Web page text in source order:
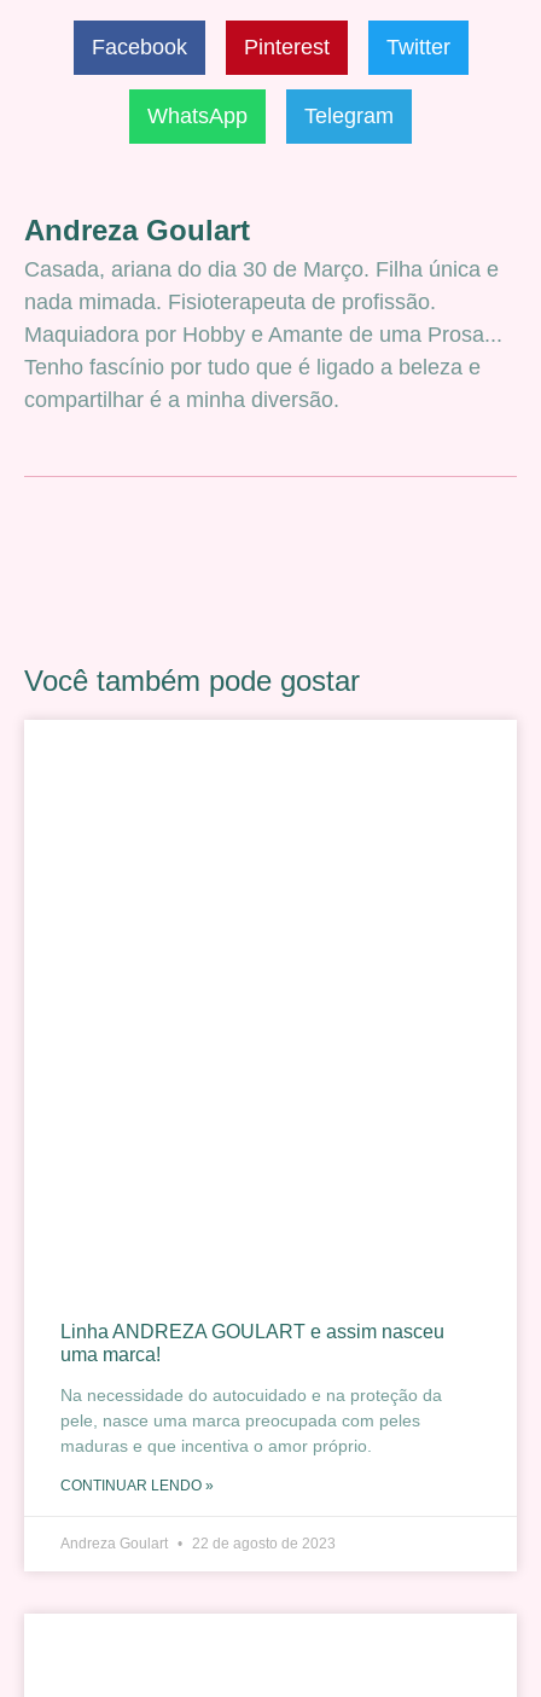
Facebook Pinterest Twitter
WhatsApp Telegram
Andreza Goulart
Casada, ariana do dia 30 de Março. Filha única e
nada mimada. Fisioterapeuta de profissão.
Maquiadora por Hobby e Amante de uma Prosa...
Tenho fascínio por tudo que é ligado a beleza e
compartilhar é a minha diversão.
Você também pode gostar
Linha ANDREZA GOULART e assim nasceu
uma marca!
Na necessidade do autocuidado e na proteção da
pele, nasce uma marca preocupada com peles
maduras e que incentiva o amor próprio.
CONTINUAR LENDO »
Andreza Goulart 22 de agosto de 2023